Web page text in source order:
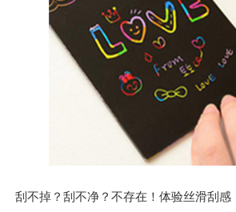
刮不掉？刮不净？不存在！体验丝滑刮感